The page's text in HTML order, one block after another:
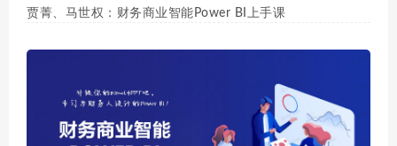
贾菁、马世权：财务商业智能Power BI上手课